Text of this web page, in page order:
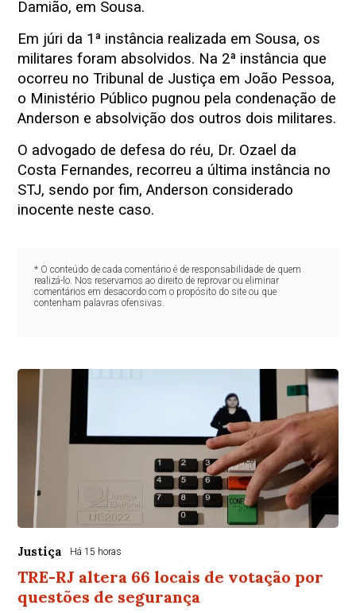
Damião, em Sousa.
Em júri da 1ª instância realizada em Sousa, os
militares foram absolvidos. Na 2ª instância que
ocorreu no Tribunal de Justiça em João Pessoa,
o Ministério Público pugnou pela condenação de
Anderson e absolvição dos outros dois militares.
O advogado de defesa do réu, Dr. Ozael da
Costa Fernandes, recorreu a última instância no
STJ, sendo por fim, Anderson considerado
inocente neste caso.
* O conteúdo de cada comentário é de responsabilidade de quem
realizá-lo. Nos reservamos ao direito de reprovar ou eliminar
comentários em desacordo com o propósito do site ou que
contenham palavras ofensivas.
Justiça Há 15 horas
TRE-RJ altera 66 locais de votação por
questões de segurança